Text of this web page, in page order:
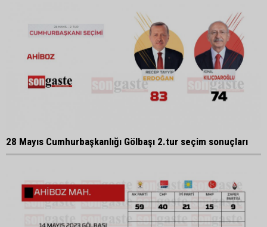
28 Mayıs Cumhurbaşkanlığı Gölbaşı 2.tur seçim sonuçları